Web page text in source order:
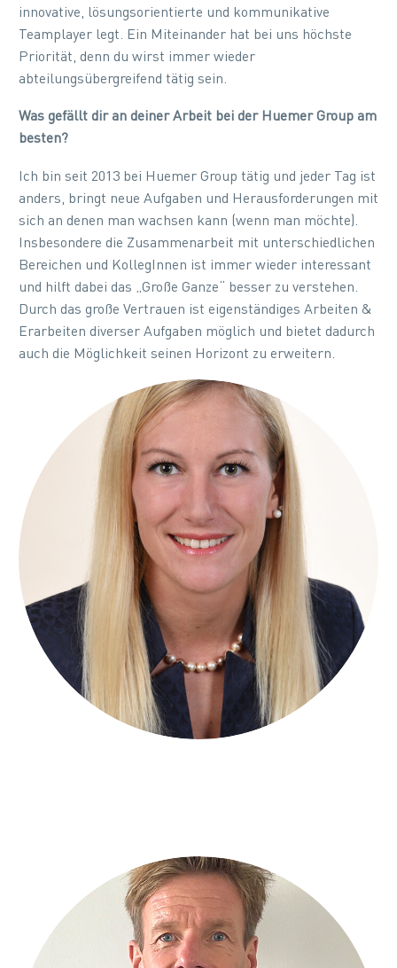
innovative, lösungsorientierte und kommunikative
Teamplayer legt. Ein Miteinander hat bei uns höchste
Priorität, denn du wirst immer wieder
abteilungsübergreifend tätig sein.
Was gefällt dir an deiner Arbeit bei der Huemer Group am
besten?
Ich bin seit 2013 bei Huemer Group tätig und jeder Tag ist
anders, bringt neue Aufgaben und Herausforderungen mit
sich an denen man wachsen kann (wenn man möchte).
Insbesondere die Zusammenarbeit mit unterschiedlichen
Bereichen und KollegInnen ist immer wieder interessant
und hilft dabei das „Große Ganze“ besser zu verstehen.
Durch das große Vertrauen ist eigenständiges Arbeiten &
Erarbeiten diverser Aufgaben möglich und bietet dadurch
auch die Möglichkeit seinen Horizont zu erweitern.